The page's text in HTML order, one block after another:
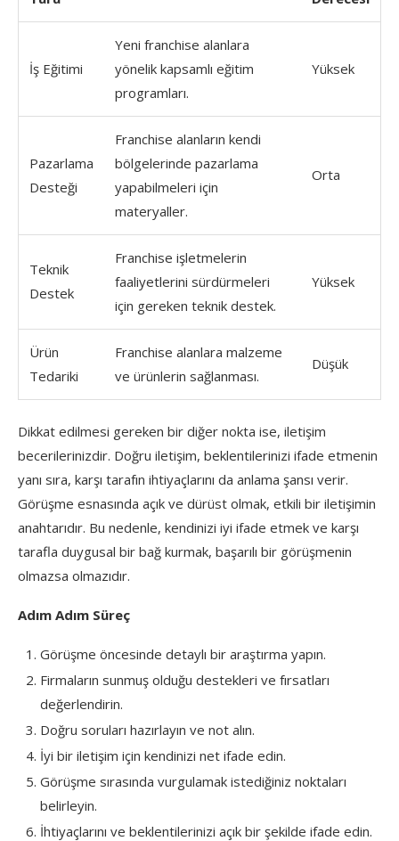
İş Eğitimi
Yeni franchise alanlara
yönelik kapsamlı eğitim
programları.
Yüksek
Pazarlama
Desteği
Franchise alanların kendi
bölgelerinde pazarlama
yapabilmeleri için
materyaller.
Orta
Teknik
Destek
Franchise işletmelerin
faaliyetlerini sürdürmeleri
için gereken teknik destek.
Yüksek
Ürün
Tedariki
Franchise alanlara malzeme
ve ürünlerin sağlanması.
Düşük
Dikkat edilmesi gereken bir diğer nokta ise, iletişim
becerilerinizdir. Doğru iletişim, beklentilerinizi ifade etmenin
yanı sıra, karşı tarafın ihtiyaçlarını da anlama şansı verir.
Görüşme esnasında açık ve dürüst olmak, etkili bir iletişimin
anahtarıdır. Bu nedenle, kendinizi iyi ifade etmek ve karşı
tarafla duygusal bir bağ kurmak, başarılı bir görüşmenin
olmazsa olmazıdır.
Adım Adım Süreç
Görüşme öncesinde detaylı bir araştırma yapın.
Firmaların sunmuş olduğu destekleri ve fırsatları
değerlendirin.
Doğru soruları hazırlayın ve not alın.
İyi bir iletişim için kendinizi net ifade edin.
Görüşme sırasında vurgulamak istediğiniz noktaları
belirleyin.
İhtiyaçlarını ve beklentilerinizi açık bir şekilde ifade edin.